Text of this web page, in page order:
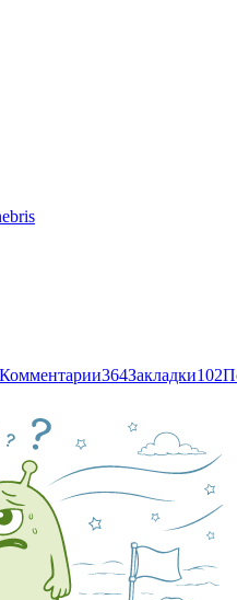
Комментарии364Закладки102